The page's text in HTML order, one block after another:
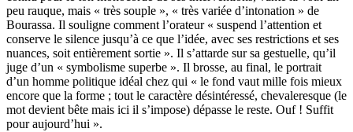
peu rauque, mais « très souple », « très variée d’intonation » de
Bourassa. Il souligne comment l’orateur « suspend l’attention et
conserve le silence jusqu’à ce que l’idée, avec ses restrictions et ses
nuances, soit entièrement sortie ». Il s’attarde sur sa gestuelle, qu’il
juge d’un « symbolisme superbe ». Il brosse, au final, le portrait
d’un homme politique idéal chez qui « le fond vaut mille fois mieux
encore que la forme ; tout le caractère désintéressé, chevaleresque (le
mot devient bête mais ici il s’impose) dépasse le reste. Ouf ! Suffit
pour aujourd’hui ».